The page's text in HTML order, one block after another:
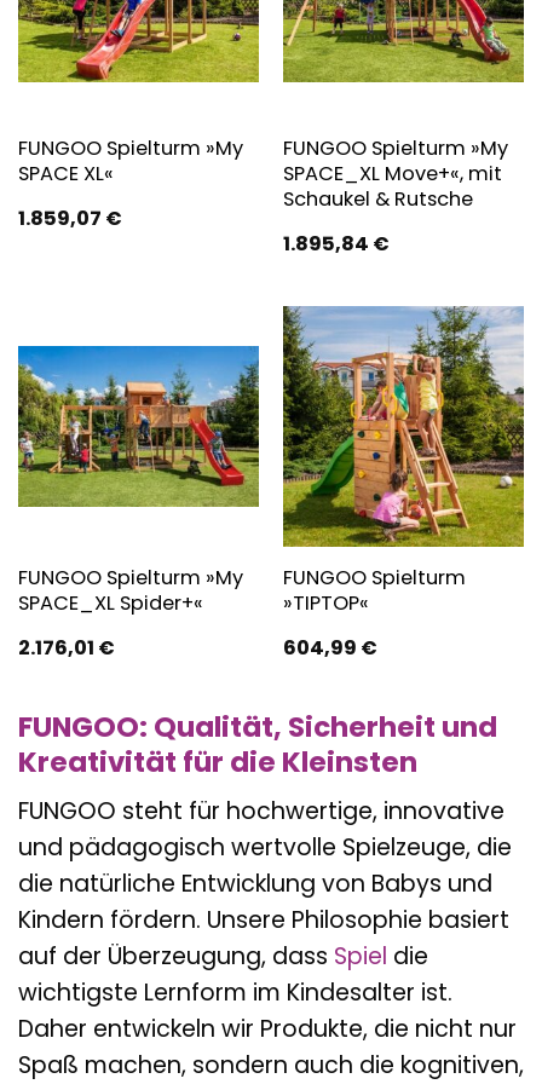
FUNGOO Spielturm »My
SPACE XL«
1.859,07 €
FUNGOO Spielturm »My
SPACE_XL Move+«, mit
Schaukel & Rutsche
1.895,84 €
FUNGOO Spielturm »My
SPACE_XL Spider+«
2.176,01 €
FUNGOO Spielturm
»TIPTOP«
604,99 €
FUNGOO: Qualität, Sicherheit und
Kreativität für die Kleinsten
FUNGOO steht für hochwertige, innovative
und pädagogisch wertvolle Spielzeuge, die
die natürliche Entwicklung von Babys und
Kindern fördern. Unsere Philosophie basiert
auf der Überzeugung, dass Spiel die
wichtigste Lernform im Kindesalter ist.
Daher entwickeln wir Produkte, die nicht nur
Spaß machen, sondern auch die kognitiven,